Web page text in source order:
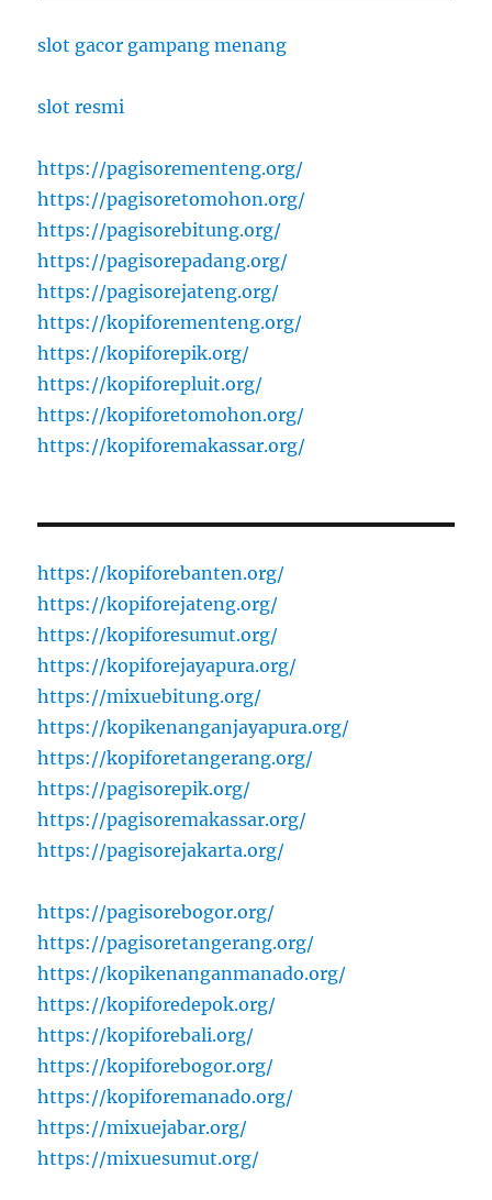
slot gacor gampang menang
slot resmi
https://pagisorementeng.org/
https://pagisoretomohon.org/
https://pagisorebitung.org/
https://pagisorepadang.org/
https://pagisorejateng.org/
https://kopiforementeng.org/
https://kopiforepik.org/
https://kopiforepluit.org/
https://kopiforetomohon.org/
https://kopiforemakassar.org/
https://kopiforebanten.org/
https://kopiforejateng.org/
https://kopiforesumut.org/
https://kopiforejayapura.org/
https://mixuebitung.org/
https://kopikenanganjayapura.org/
https://kopiforetangerang.org/
https://pagisorepik.org/
https://pagisoremakassar.org/
https://pagisorejakarta.org/
https://pagisorebogor.org/
https://pagisoretangerang.org/
https://kopikenanganmanado.org/
https://kopiforedepok.org/
https://kopiforebali.org/
https://kopiforebogor.org/
https://kopiforemanado.org/
https://mixuejabar.org/
https://mixuesumut.org/